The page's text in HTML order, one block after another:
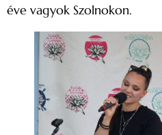
éve vagyok Szolnokon.